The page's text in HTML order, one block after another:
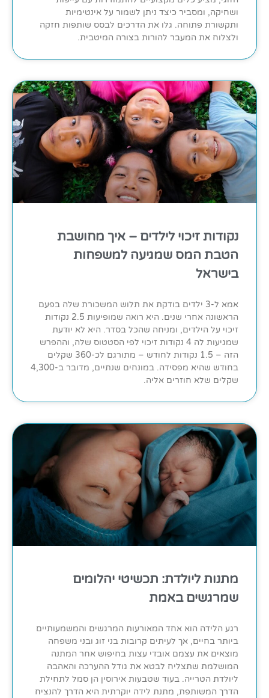
ושחיקה, ומסביר כיצד ניתן לשמור על אינטימיות
ותקשורת פתוחה. גלו את הדרכים לבסס שותפות חזקה
ולצלוח את המעבר להורות בצורה המיטבית.
נקודות זיכוי לילדים – איך מחושבת
הטבת המס שמגיעה למשפחות
בישראל
אמא ל-3 ילדים בודקת את תלוש המשכורת שלה בפעם
הראשונה אחרי שנים. היא רואה שמופיעות 2.5 נקודות
זיכוי על הילדים, ומניחה שהכל בסדר. היא לא יודעת
שמגיעות לה 4 נקודות זיכוי לפי הסטטוס שלה, וההפרש
הזה – 1.5 נקודות לחודש – מתורגם לכ-360 שקלים
בחודש שהיא מפסידה. במונחים שנתיים, מדובר ב-4,300
שקלים שלא חוזרים אליה.
מתנות ליולדת: תכשיטי יהלומים
שמרגשים באמת
רגע הלידה הוא אחד המאורעות המרגשים והמשמעותיים
ביותר בחיים, אך לעיתים קרובות בני זוג ובני משפחה
מוצאים את עצמם אובדי עצות בחיפוש אחר המתנה
המושלמת שתצליח לבטא את גודל ההערכה והאהבה
ליולדת הטרייה. בעוד שטבעות אירוסין הן סמל לתחילת
הדרך המשותפת, מתנת לידה יוקרתית היא הדרך להנציח